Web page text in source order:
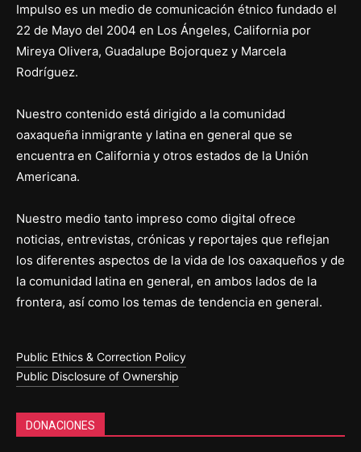
Impulso es un medio de comunicación étnico fundado el
22 de Mayo del 2004 en Los Ángeles, California por
Mireya Olivera, Guadalupe Bojorquez y Marcela
Rodríguez.
Nuestro contenido está dirigido a la comunidad
oaxaqueña inmigrante y latina en general que se
encuentra en California y otros estados de la Unión
Americana.
Nuestro medio tanto impreso como digital ofrece
noticias, entrevistas, crónicas y reportajes que reflejan
los diferentes aspectos de la vida de los oaxaqueños y de
la comunidad latina en general, en ambos lados de la
frontera, así como los temas de tendencia en general.
Public Ethics & Correction Policy
Public Disclosure of Ownership
DONACIONES